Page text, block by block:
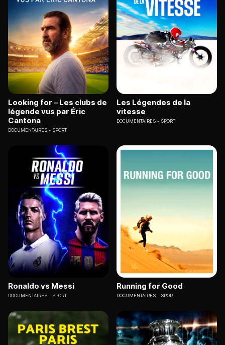
Looking for – Les clubs de
légende vus par Éric
Cantona
DOCUMENTAIRES SPORT
Les Légendes de la
vitesse
DOCUMENTAIRES SPORT
Ronaldo vs Messi
DOCUMENTAIRES SPORT
Running for Good
DOCUMENTAIRES SPORT